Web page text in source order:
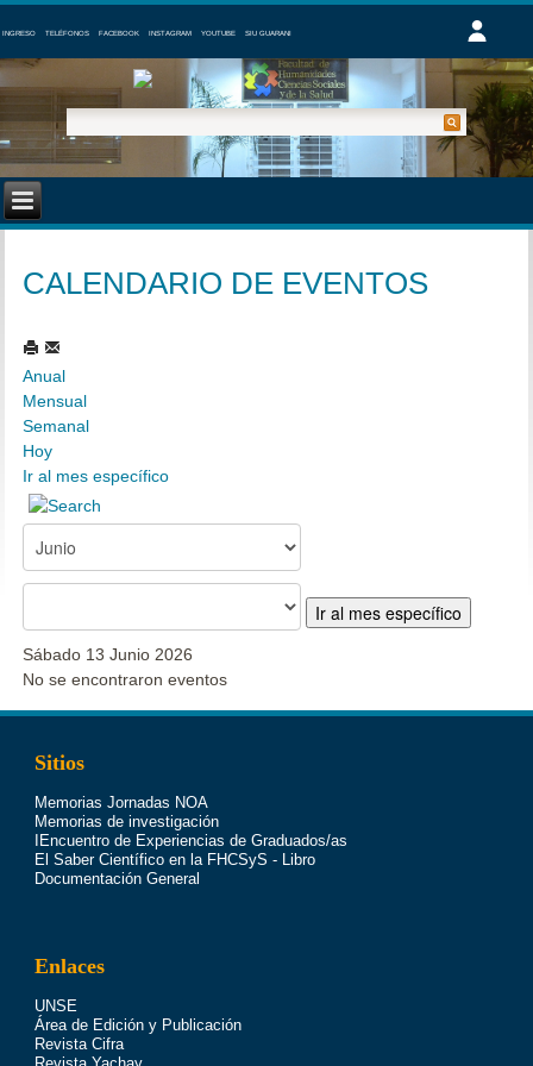
INGRESO TELÉFONOS FACEBOOK INSTAGRAM YOUTUBE SIU GUARANI
CALENDARIO DE EVENTOS
Anual
Mensual
Semanal
Hoy
Ir al mes específico
Ir al mes específico
Sábado 13 Junio 2026
No se encontraron eventos
Sitios
Memorias Jornadas NOA
Memorias de investigación
IEncuentro de Experiencias de Graduados/as
El Saber Científico en la FHCSyS - Libro
Documentación General
Enlaces
UNSE
Área de Edición y Publicación
Revista Cifra